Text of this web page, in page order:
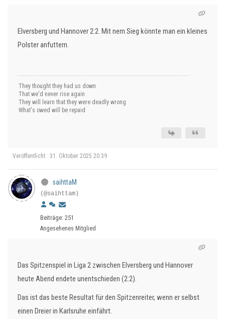
Elversberg und Hannover 2:2. Mit nem Sieg könnte man ein kleines
Polster anfuttern.
They thought they had us down
That we'd never rise again
They will learn that they were deadly wrong
What's owed will be repaid
Veröffentlicht : 31. Oktober 2025 20:39
saihttaM
(@saihttam)
Beiträge: 251
Angesehenes Mitglied
Das Spitzenspiel in Liga 2 zwischen Elversberg und Hannover
heute Abend endete unentschieden (2:2).
Das ist das beste Resultat für den Spitzenreiter, wenn er selbst
einen Dreier in Karlsruhe einfährt.